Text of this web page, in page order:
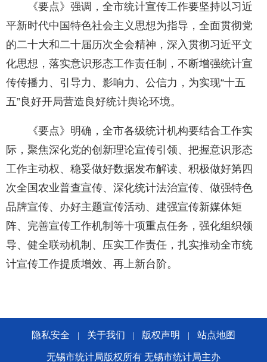
《要点》强调，全市统计宣传工作要坚持以习近
平新时代中国特色社会主义思想为指导，全面贯彻党
的二十大和二十届历次全会精神，深入贯彻习近平文
化思想，落实意识形态工作责任制，不断增强统计宣
传传播力、引导力、影响力、公信力，为实现“十五
五”良好开局营造良好统计舆论环境。
《要点》明确，全市各级统计机构要结合工作实
际，聚焦深化党的创新理论宣传引领、把握意识形态
工作主动权、稳妥做好数据发布解读、积极做好第四
次全国农业普查宣传、深化统计法治宣传、做强特色
品牌宣传、办好主题宣传活动、建强宣传新媒体矩
阵、完善宣传工作机制等十项重点任务，强化组织领
导、健全联动机制、压实工作责任，扎实推动全市统
计宣传工作提质增效、再上新台阶。
隐私安全 关于我们 版权声明 站点地图
无锡市统计局版权所有 无锡市统计局主办